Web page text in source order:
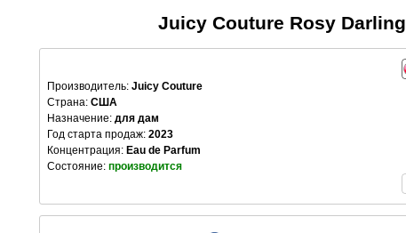
Juicy Couture Rosy Darling
Производитель: Juicy Couture
Страна: США
Назначение: для дам
Год старта продаж: 2023
Концентрация: Eau de Parfum
Состояние: производится